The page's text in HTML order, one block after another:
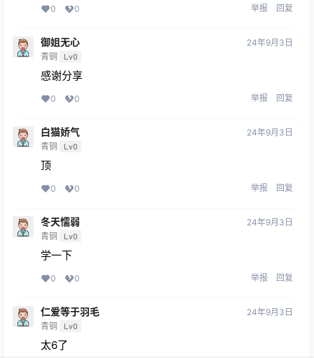
0 0 举报 回复
御姐无心
青铜 Lv0
24年9月3日
感谢分享
0 0 举报 回复
白猫娇气
青铜 Lv0
24年9月3日
顶
0 0 举报 回复
冬天懦弱
青铜 Lv0
24年9月3日
学一下
0 0 举报 回复
仁爱等于羽毛
青铜 Lv0
24年9月3日
太6了